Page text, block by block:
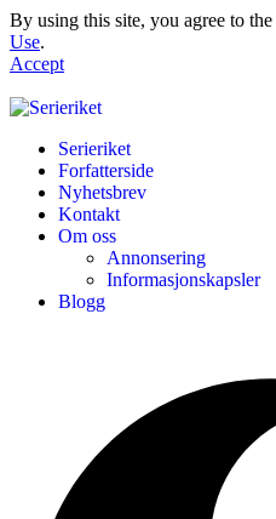
By using this site, you agree to the
Use.
Accept
Serieriket
Forfatterside
Nyhetsbrev
Kontakt
Om oss
Annonsering
Informasjonskapsler
Blogg